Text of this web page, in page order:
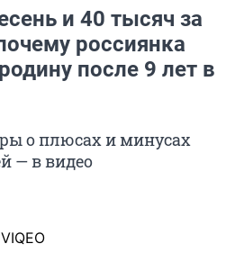
и 40 тысяч за
россиянка
после 9 лет в
о плюсах и минусах
— в видео